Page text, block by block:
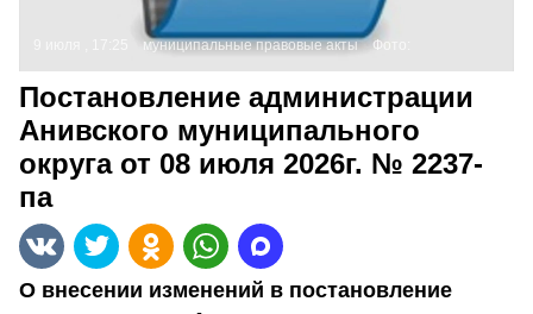
муниципальные правовые акты Фото:
Постановление администрации
Анивского муниципального
округа от 08 июля 2026г. № 2237-
па
О внесении изменений в постановление